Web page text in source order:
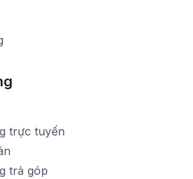
trực tuyến
trả góp